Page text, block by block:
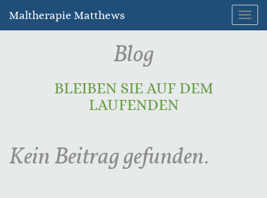
Maltherapie Matthews
Blog
BLEIBEN SIE AUF DEM
LAUFENDEN
Kein Beitrag gefunden.